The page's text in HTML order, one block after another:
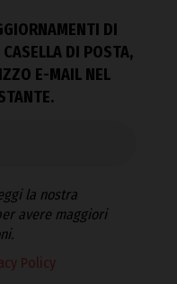
DI
DI POSTA,
E-MAIL NEL
la nostra
avere maggiori
Policy